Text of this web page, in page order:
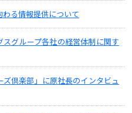
る情報提供について
スグループ各社の経営体制に関す
ズ倶楽部」に原社長のインタビュ